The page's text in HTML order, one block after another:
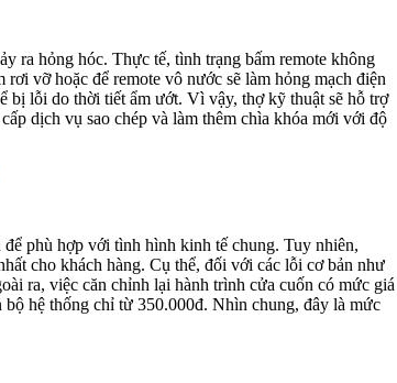
ra hỏng hóc. Thực tế, tình trạng bấm remote không
vỡ hoặc để remote vô nước sẽ làm hỏng mạch điện
bị lỗi do thời tiết ẩm ướt. Vì vậy, thợ kỹ thuật sẽ hỗ trợ
dịch vụ sao chép và làm thêm chìa khóa mới với độ
phù hợp với tình hình kinh tế chung. Tuy nhiên,
cho khách hàng. Cụ thể, đối với các lỗi cơ bản như
ra, việc căn chỉnh lại hành trình cửa cuốn có mức giá
hệ thống chỉ từ 350.000đ. Nhìn chung, đây là mức